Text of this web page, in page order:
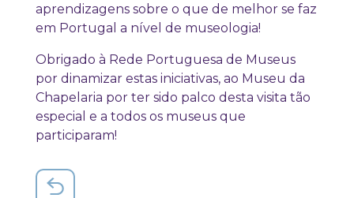
aprendizagens sobre o que de melhor se faz
em Portugal a nível de museologia!
Obrigado à Rede Portuguesa de Museus
por dinamizar estas iniciativas, ao Museu da
Chapelaria por ter sido palco desta visita tão
especial e a todos os museus que
participaram!